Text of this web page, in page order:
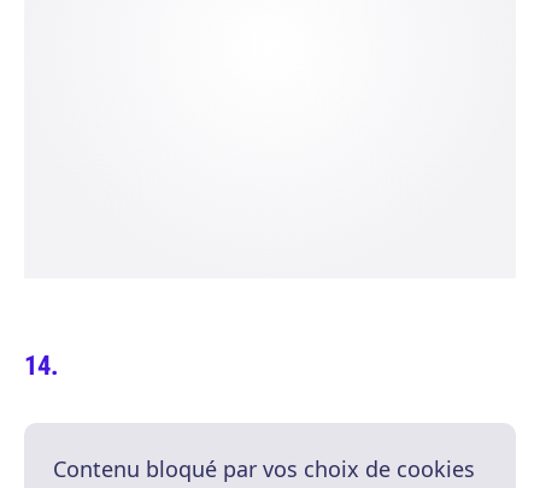
Contenu bloqué par vos choix de cookies